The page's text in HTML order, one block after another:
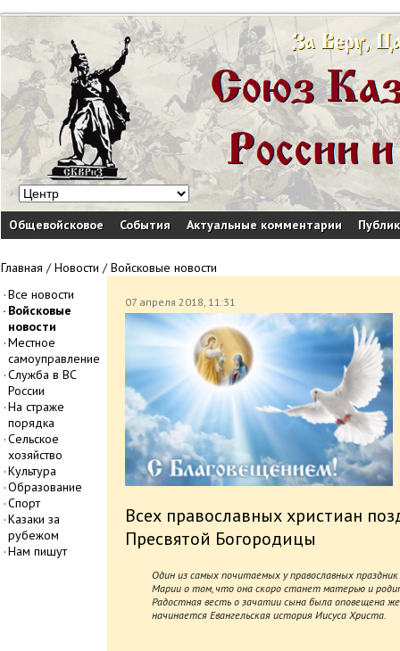
Общевойсковое События Актуальные комментарии
Главная /Новости /Войсковые новости
Все новости
Войсковые
новости
Местное
самоуправление
Служба в ВС
России
На страже
порядка
Сельское
хозяйство
Культура
Образование
Спорт
Казаки за
рубежом
Нам пишут
07 апреля 2018, 11:31
Всех православных христиан
Пресвятой Богородицы
Один из самых почитаемых у православных
Марии о том, что она скоро станет матерью и
Радостная весть о зачатии сына была оповещена
начинается Евангельская история Иисуса Христа.